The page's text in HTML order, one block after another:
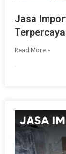
Jasa
Terpercaya
Read More »